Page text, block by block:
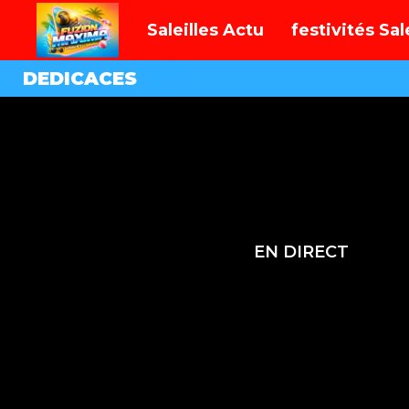
EN DIRECT
Saleilles Actu festivités
DEDICACES